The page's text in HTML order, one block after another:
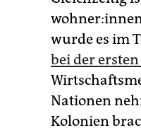
wurde es im
bei der
Nationen
Kolonien